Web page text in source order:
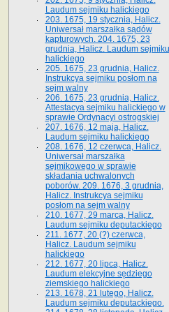
Laudum sejmiku halickiego
203. 1675, 19 stycznia, Halicz.
Uniwersał marszałka sądów
kapturowych. 204. 1675, 23
grudnia, Halicz. Laudum sejmiku
halickiego
205. 1675, 23 grudnia, Halicz.
Instrukcya sejmiku posłom na
sejm walny
206. 1675, 23 grudnia, Halicz.
Attestacya sejmiku halickiego w
sprawie Ordynacyi ostrogskiej
207. 1676, 12 maja, Halicz.
Laudum sejmiku halickiego
208. 1676, 12 czerwca, Halicz.
Uniwersał marszałka
sejmikowego w sprawie
składania uchwalonych
poborów. 209. 1676, 3 grudnia,
Halicz. Instrukcya sejmiku
posłom na sejm walny
210. 1677, 29 marca, Halicz.
Laudum sejmiku deputackiego
211. 1677, 20 (?) czerwca,
Halicz. Laudum sejmiku
halickiego
212. 1677, 20 lipca, Halicz.
Laudum elekcyjne sędziego
ziemskiego halickiego
213. 1678, 21 lutego, Halicz.
Laudum sejmiku deputackiego.